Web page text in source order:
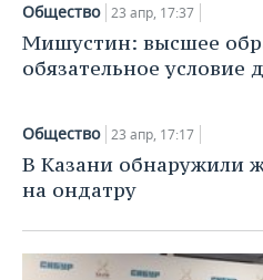
ФИГУРНОЕ КАТАНИЕ
ВОДНЫЕ ВИДЫ СПОРТА
ХОККЕЙ С МЯЧОМ
МЕДИЦИНА
ОБРАЗОВАНИЕ
ПРОИСШЕСТВИЯ
Общество 23 апр, 17:37
Мишустин: высшее
обязательное условие
Общество 23 апр, 17:17
В Казани обнаружили
на ондатру